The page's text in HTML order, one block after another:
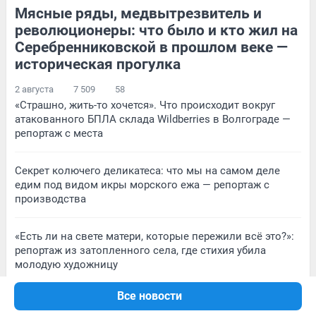
Все новости
118 Обсудить 18 Обсудить
Мясные ряды, медвытрезвитель и
революционеры: что было и кто жил на
Серебренниковской в прошлом веке —
историческая прогулка
2 августа 7 509 58
«Страшно, жить-то хочется». Что происходит вокруг
атакованного БПЛА склада Wildberries в Волгограде —
репортаж с места
Секрет колючего деликатеса: что мы на самом деле
едим под видом икры морского ежа — репортаж с
производства
«Есть ли на свете матери, которые пережили всё это?»:
репортаж из затопленного села, где стихия убила
молодую художницу
«Начал угрожать штрафом в 300 тысяч». Сотрудники